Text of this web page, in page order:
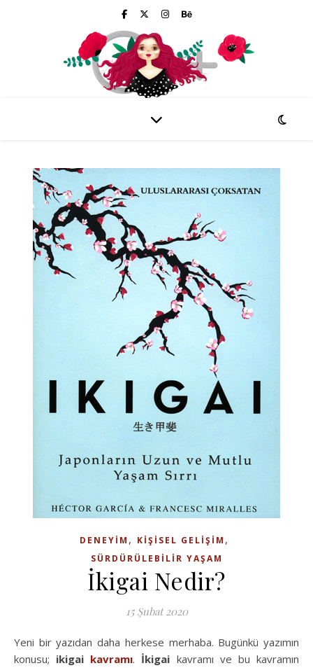
DENEYIM , KIŞISEL GELIŞIM ,
SÜRDÜRÜLEBILIR YAŞAM
İkigai Nedir?
15 Şubat 2020
Yeni bir yazıdan daha herkese merhaba. Bugünkü yazımın
konusu; ikigai kavramı. İkigai kavramı ve bu kavramın